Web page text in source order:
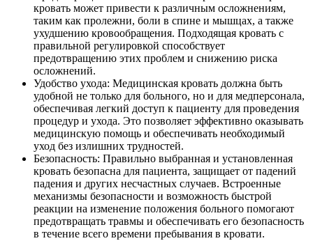
кровать может привести к различным осложнениям,
таким как пролежни, боли в спине и мышцах, а также
ухудшению кровообращения. Подходящая кровать с
правильной регулировкой способствует
предотвращению этих проблем и снижению риска
осложнений.
Удобство ухода: Медицинская кровать должна быть
удобной не только для больного, но и для медперсонала,
обеспечивая легкий доступ к пациенту для проведения
процедур и ухода. Это позволяет эффективно оказывать
медицинскую помощь и обеспечивать необходимый
уход без излишних трудностей.
Безопасность: Правильно выбранная и установленная
кровать безопасна для пациента, защищает от падений
падения и других несчастных случаев. Встроенные
механизмы безопасности и возможность быстрой
реакции на изменение положения больного помогают
предотвращать травмы и обеспечивать его безопасность
в течение всего времени пребывания в кровати.